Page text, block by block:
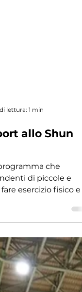
lettura: 1 min
allo Shun
che
esercizio fisico e a